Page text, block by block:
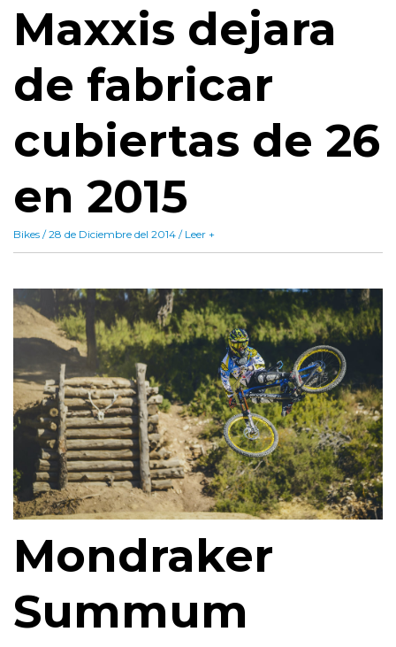
Maxxis dejara
de fabricar
cubiertas de 26
en 2015
Bikes / 28 de Diciembre del 2014 / Leer +
Mondraker
Summum